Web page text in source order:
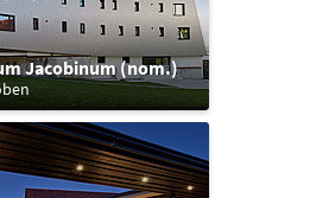
Jacobinum (nom.)